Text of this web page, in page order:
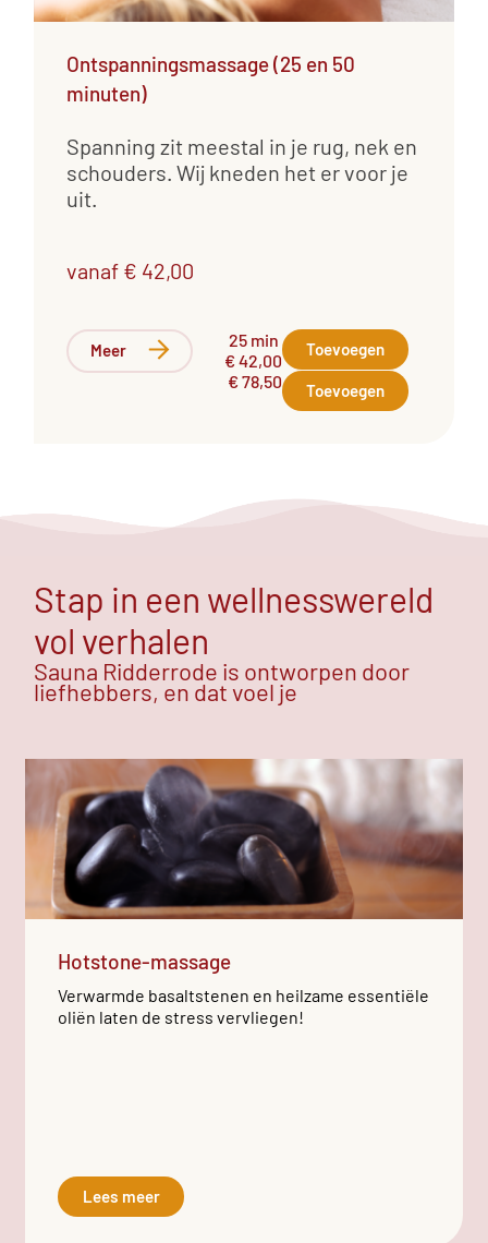
Ontspanningsmassage (25 en 50
minuten)
Spanning zit meestal in je rug, nek en
schouders. Wij kneden het er voor je
uit.
vanaf € 42,00
Meer
25 min
€ 42,00
Toevoegen
€ 78,50 Toevoegen
Stap in een wellnesswereld
vol verhalen
Sauna Ridderrode is ontworpen door
liefhebbers, en dat voel je
Hotstone-massage
Verwarmde basaltstenen en heilzame essentiële
oliën laten de stress vervliegen!
Lees meer